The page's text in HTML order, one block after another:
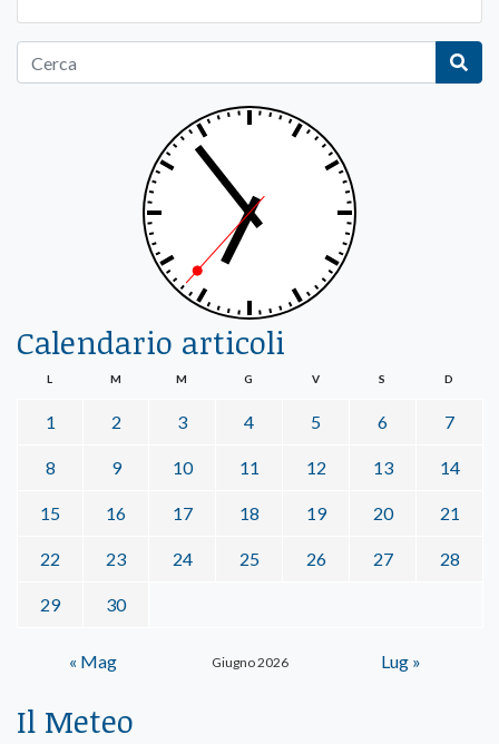
Calendario articoli
Giugno 2026
L M M G V S D
1 2 3 4 5 6 7
8 9 10 11 12 13 14
15 16 17 18 19 20 21
22 23 24 25 26 27 28
29 30
« Mag Lug »
Il Meteo